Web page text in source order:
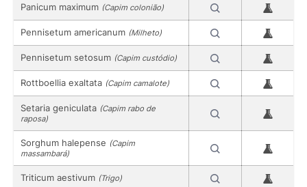
Panicum maximum (Capim colonião)
Pennisetum americanum (Milheto)
Pennisetum setosum (Capim custódio)
Rottboellia exaltata (Capim camalote)
Setaria geniculata (Capim rabo de
raposa)
Sorghum halepense (Capim
massambará)
Triticum aestivum (Trigo)